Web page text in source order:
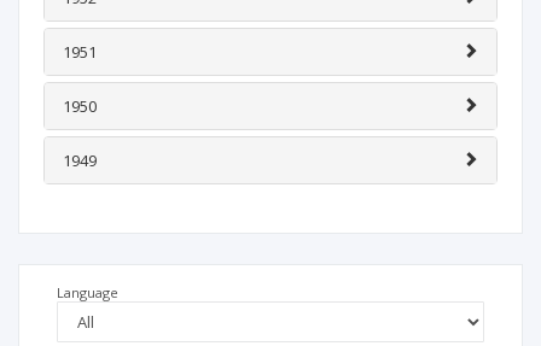
1951
1950
1949
Language